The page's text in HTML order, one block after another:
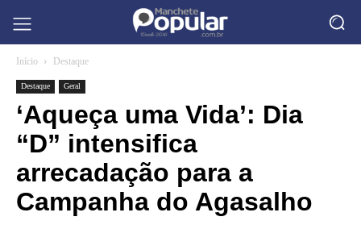
Início Destaque
Destaque Geral
‘Aqueça uma Vida’: Dia
“D” intensifica
arrecadação para a
Campanha do Agasalho